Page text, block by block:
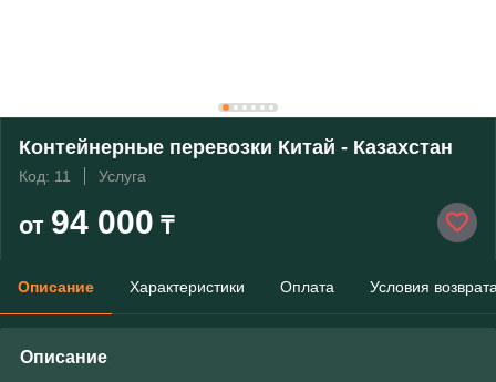
Контейнерные перевозки Китай - Казахстан
Код: 11 Услуга
от 94 000 ₸
Описание Характеристики Оплата Условия
Описание